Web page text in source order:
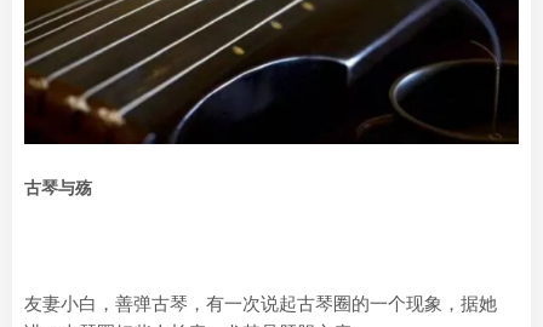
古琴与殇
友妻小白，善弹古琴，有一次说起古琴圈的一个现象，据她